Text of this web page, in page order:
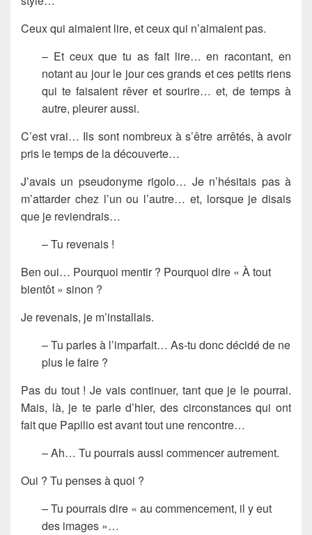
Ceux qui aimaient lire, et ceux qui n’aimaient pas.
– Et ceux que tu as fait lire… en racontant, en
notant au jour le jour ces grands et ces petits riens
qui te faisaient rêver et sourire… et, de temps à
autre, pleurer aussi.
C’est vrai… Ils sont nombreux à s’être arrêtés, à avoir
pris le temps de la découverte…
J’avais un pseudonyme rigolo… Je n’hésitais pas à
m’attarder chez l’un ou l’autre… et, lorsque je disais
que je reviendrais…
– Tu revenais !
Ben oui… Pourquoi mentir ? Pourquoi dire « À tout
bientôt » sinon ?
Je revenais, je m’installais.
– Tu parles à l’imparfait… As-tu donc décidé de ne
plus le faire ?
Pas du tout ! Je vais continuer, tant que je le pourrai.
Mais, là, je te parle d’hier, des circonstances qui ont
fait que Papilio est avant tout une rencontre…
– Ah… Tu pourrais aussi commencer autrement.
Oui ? Tu penses à quoi ?
– Tu pourrais dire « au commencement, il y eut
des images »…